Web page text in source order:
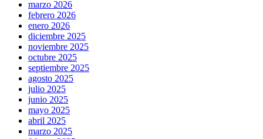
marzo 2026
febrero 2026
enero 2026
diciembre 2025
noviembre 2025
octubre 2025
septiembre 2025
agosto 2025
julio 2025
junio 2025
mayo 2025
abril 2025
marzo 2025